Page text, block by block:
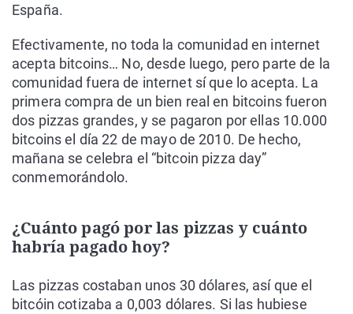
España.
Efectivamente, no toda la comunidad en internet
acepta bitcoins… No, desde luego, pero parte de la
comunidad fuera de internet sí que lo acepta. La
primera compra de un bien real en bitcoins fueron
dos pizzas grandes, y se pagaron por ellas 10.000
bitcoins el día 22 de mayo de 2010. De hecho,
mañana se celebra el “bitcoin pizza day”
conmemorándolo.
¿Cuánto pagó por las pizzas y cuánto
habría pagado hoy?
Las pizzas costaban unos 30 dólares, así que el
bitcóin cotizaba a 0,003 dólares. Si las hubiese